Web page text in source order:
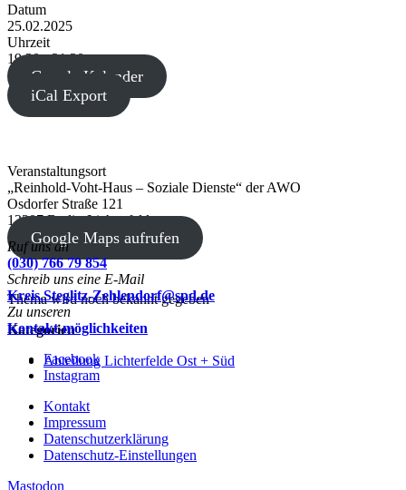
Datum
25.02.2025
Uhrzeit
19:30 - 21:30
Google Kalender
iCal Export
Veranstaltungsort
„Reinhold-Voht-Haus – Soziale Dienste“ der AWO
Osdorfer Straße 121
12207 Berlin-Lichterfelde
Google Maps aufrufen
Thema wird noch bekannt gegeben
Kategorien
Abteilung Lichterfelde Ost + Süd
Ruf uns an
(030) 766 79 854
Schreib uns eine E-Mail
Kreis.Steglitz-Zehlendorf@spd.de
Zu unseren
Kontakt-möglichkeiten
Facebook
Instagram
Kontakt
Impressum
Datenschutzerklärung
Datenschutz-Einstellungen
Mastodon